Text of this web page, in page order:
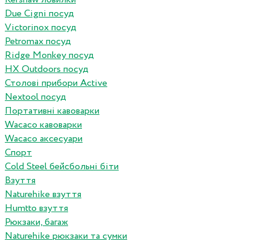
Due Cigni посуд
Victorinox посуд
Petromax посуд
Ridge Monkey посуд
HX Outdoors посуд
Столові прибори Active
Nextool посуд
Портативні кавоварки
Wacaco кавоварки
Wacaco аксесуари
Спорт
Cold Steel бейсбольні біти
Взуття
Naturehike взуття
Humtto взуття
Рюкзаки, багаж
Naturehike рюкзаки та сумки